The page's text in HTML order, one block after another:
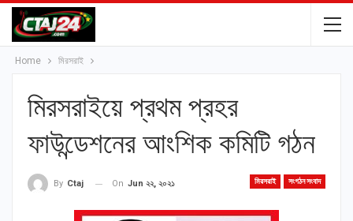
Home মিরসরাই
মিরসরাইয়ে প্রথম প্রহর
ফাউন্ডেশনের আংশিক কমিটি গঠন
মিরসরাই সংগঠন সংবাদ
By Ctaj On Jun ২২, ২০২১